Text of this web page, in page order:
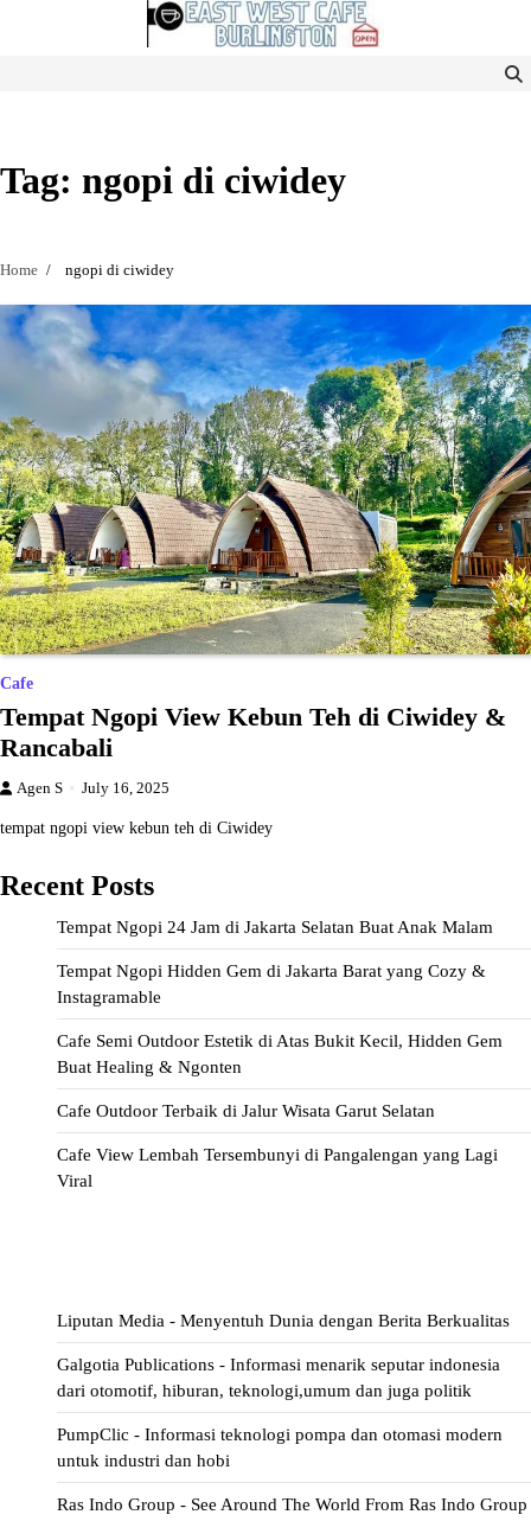
Tag: ngopi di ciwidey
Home ngopi di ciwidey
Cafe
Tempat Ngopi View Kebun Teh di Ciwidey &
Rancabali
Agen S July 16, 2025
tempat ngopi view kebun teh di Ciwidey
Recent Posts
Tempat Ngopi 24 Jam di Jakarta Selatan Buat Anak Malam
Tempat Ngopi Hidden Gem di Jakarta Barat yang Cozy &
Instagramable
Cafe Semi Outdoor Estetik di Atas Bukit Kecil, Hidden Gem
Buat Healing & Ngonten
Cafe Outdoor Terbaik di Jalur Wisata Garut Selatan
Cafe View Lembah Tersembunyi di Pangalengan yang Lagi
Viral
Liputan Media - Menyentuh Dunia dengan Berita Berkualitas
Galgotia Publications - Informasi menarik seputar indonesia
dari otomotif, hiburan, teknologi,umum dan juga politik
PumpClic - Informasi teknologi pompa dan otomasi modern
untuk industri dan hobi
Ras Indo Group - See Around The World From Ras Indo Group